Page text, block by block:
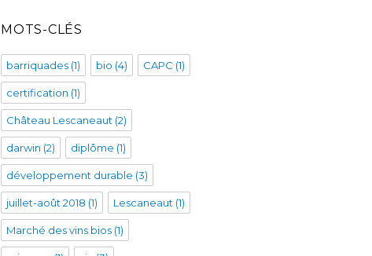
MOTS-CLÉS
barriquades (1) bio (4) CAPC (1)
certification (1)
Château Lescaneaut (2)
darwin (2) diplôme (1)
développement durable (3)
juillet-août 2018 (1) Lescaneaut (1)
Marché des vins bios (1)